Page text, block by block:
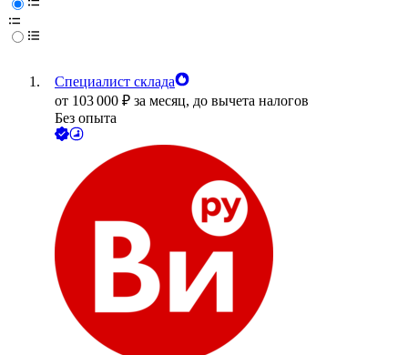
Специалист склада
от 103 000 ₽ за месяц, до вычета налогов
Без опыта